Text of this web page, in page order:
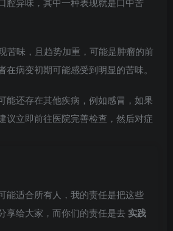
苦味，且趋势加重，可能是肿瘤的前
在病变初期可能感受到明显的苦味。
能还存在其他疾病，例如感冒，如果
议立即前往医院完善检查，然后对症
能适合所有人，我的责任是把这些
享给大家，而你们的责任是去 实践